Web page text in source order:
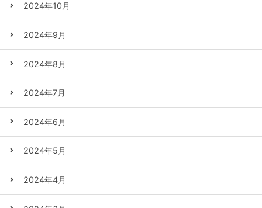
2024年10月
2024年9月
2024年8月
2024年7月
2024年6月
2024年5月
2024年4月